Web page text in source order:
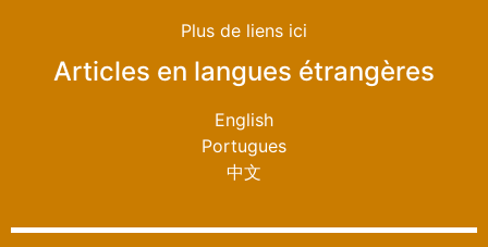
Plus de liens ici
Articles en langues étrangères
English
Portugues
中文